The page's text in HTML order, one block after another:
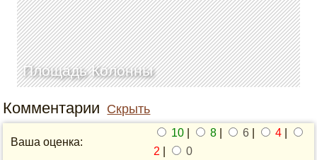
Площадь Колонны
Комментарии Скрыть
Ваша оценка:
10 8 6 4
2
0